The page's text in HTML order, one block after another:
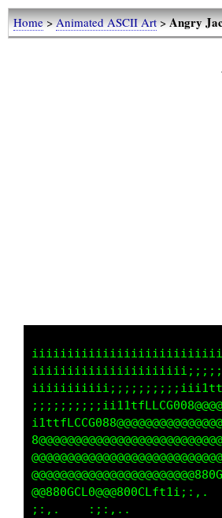
Home>Animated ASCII Art>Angry
:,,.     ;:,..